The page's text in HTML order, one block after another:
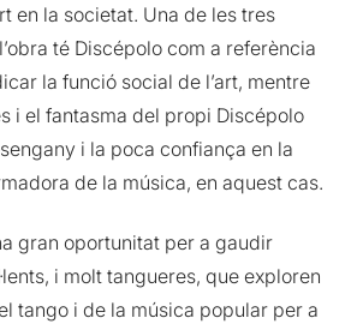
en la societat. Una de les tres
té Discépolo com a referència
la funció social de l’art, mentre
i el fantasma del propi Discépolo
i la poca confiança en la
de la música, en aquest cas.
gran oportunitat per a gaudir
i molt tangueres, que exploren
tango i de la música popular per a